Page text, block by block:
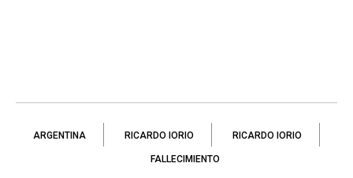
ARGENTINA RICARDO IORIO RICARDO IORIO
FALLECIMIENTO